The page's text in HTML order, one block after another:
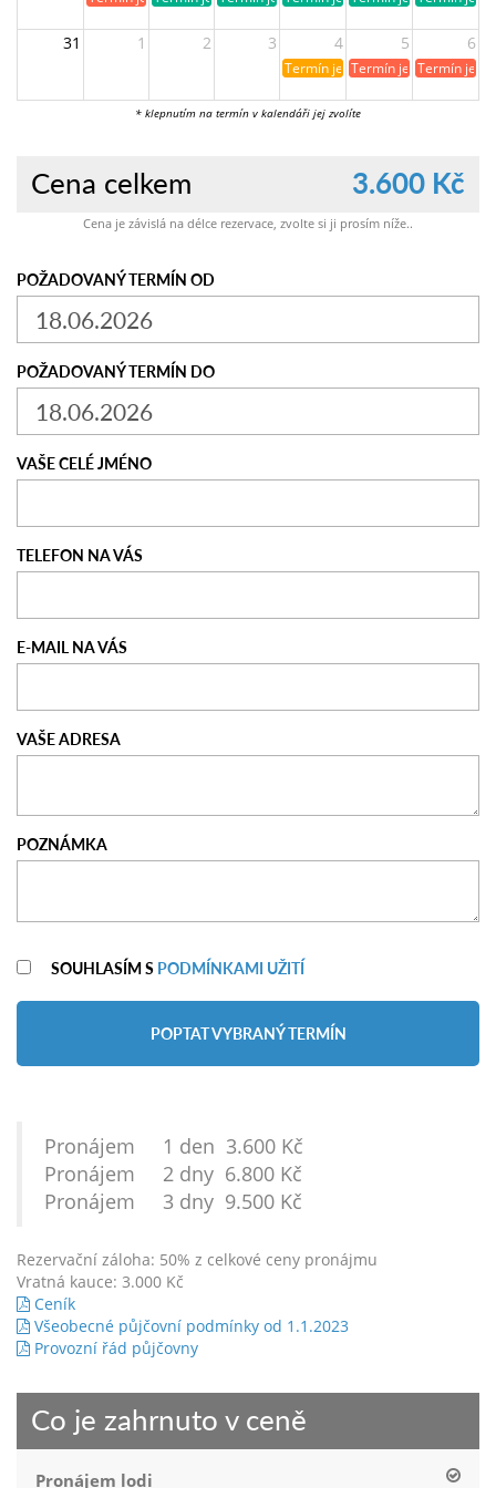
31 1 2 3 4 5 6
Termín je již rezervován
Termín je již obsazen
Termín je již
* klepnutím na termín v kalendáři jej zvolíte
Cena celkem 3.600 Kč
Cena je závislá na délce rezervace, zvolte si ji prosím níže..
POŽADOVANÝ TERMÍN OD
POŽADOVANÝ TERMÍN DO
VAŠE CELÉ JMÉNO
TELEFON NA VÁS
E-MAIL NA VÁS
VAŠE ADRESA
POZNÁMKA
SOUHLASÍM S PODMÍNKAMI UŽITÍ
POPTAT VYBRANÝ TERMÍN
Pronájem 1 den 3.600 Kč
Pronájem 2 dny 6.800 Kč
Pronájem 3 dny 9.500 Kč
Rezervační záloha: 50% z celkové ceny pronájmu
Vratná kauce: 3.000 Kč
Ceník
Všeobecné půjčovní podmínky od 1.1.2023
Provozní řád půjčovny
Co je zahrnuto v ceně
Pronájem lodi